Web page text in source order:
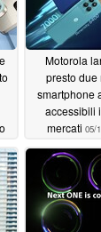
Motorola
presto due
smartphone
accessibili
mercati 05/